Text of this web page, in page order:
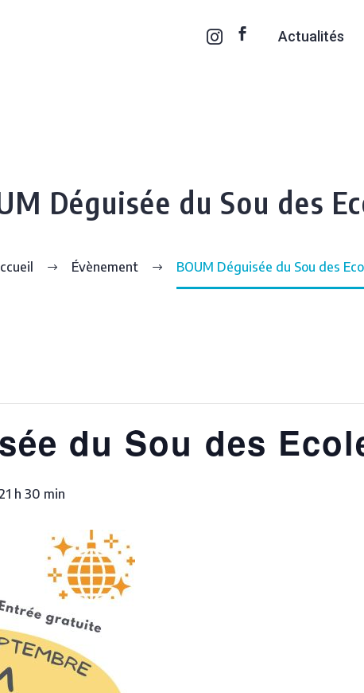
Actualités
Déguisée du Sou des
Évènement BOUM Déguisée du Sou des
du Sou des
21 h 30 min